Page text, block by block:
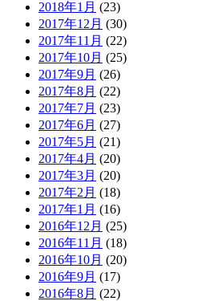
2018年1月 (23)
2017年12月 (30)
2017年11月 (22)
2017年10月 (25)
2017年9月 (26)
2017年8月 (22)
2017年7月 (23)
2017年6月 (27)
2017年5月 (21)
2017年4月 (20)
2017年3月 (20)
2017年2月 (18)
2017年1月 (16)
2016年12月 (25)
2016年11月 (18)
2016年10月 (20)
2016年9月 (17)
2016年8月 (22)